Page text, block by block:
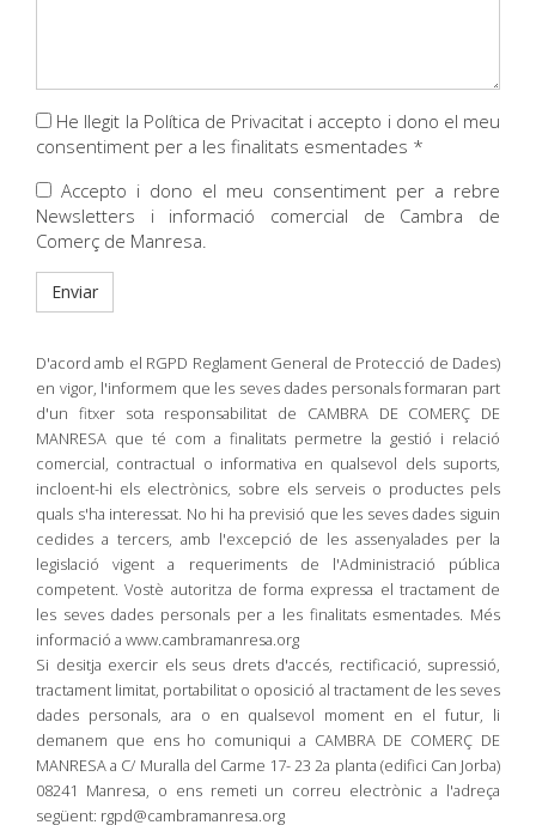
He llegit la Política de Privacitat i accepto i dono el meu
consentiment per a les finalitats esmentades *
Accepto i dono el meu consentiment per a rebre
Newsletters i informació comercial de Cambra de
Comerç de Manresa.
D'acord amb el RGPD Reglament General de Protecció de Dades)
en vigor, l'informem que les seves dades personals formaran part
d'un fitxer sota responsabilitat de CAMBRA DE COMERÇ DE
MANRESA que té com a finalitats permetre la gestió i relació
comercial, contractual o informativa en qualsevol dels suports,
incloent-hi els electrònics, sobre els serveis o productes pels
quals s'ha interessat. No hi ha previsió que les seves dades siguin
cedides a tercers, amb l'excepció de les assenyalades per la
legislació vigent a requeriments de l'Administració pública
competent. Vostè autoritza de forma expressa el tractament de
les seves dades personals per a les finalitats esmentades. Més
informació a www.cambramanresa.org
Si desitja exercir els seus drets d'accés, rectificació, supressió,
tractament limitat, portabilitat o oposició al tractament de les seves
dades personals, ara o en qualsevol moment en el futur, li
demanem que ens ho comuniqui a CAMBRA DE COMERÇ DE
MANRESA a C/ Muralla del Carme 17- 23 2a planta (edifici Can Jorba)
08241 Manresa, o ens remeti un correu electrònic a l'adreça
següent: rgpd@cambramanresa.org